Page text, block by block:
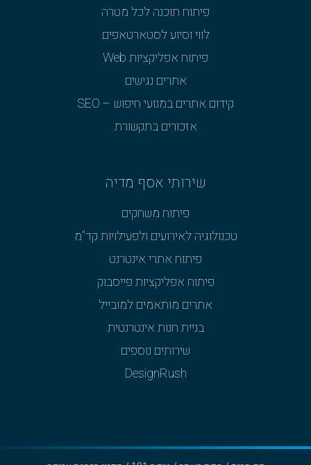
פיתוח תוכנה לכל מטרה
לווי וסיוע לסטארטאפים
פיתוח אפליקציות Web
אתרים נגישים
קידום אתרים במנועי חיפוש – SEO
אזכורים בתקשורת
שירותי אסף מדיה
פיתוח משחקים
טכנולוגיה לאירועים ולפעילויות קד"מ
פיתוח אתרי אינטרנט
פיתוח אפליקציות פייסבוק
אתרים מותאמים למובייל
בניית חנות אינטרנטית
שירותים נוספים
DesignRush